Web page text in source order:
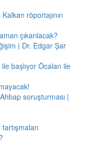
röportajının
çıkarılacak?
| Dr. Edgar Şar
başlıyor Öcalan ile
soruşturması |